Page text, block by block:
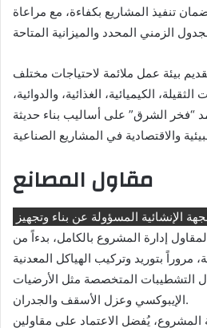
تنفيذ المشاريع بكفاءة، مع مراعاة
بيئة عمل ملائمة لاحتياجات مختلف
الكيميائية، الغذائية، والدوائية،
“فخر الشرق” على أساليب بناء حديثة
مقاول المصانع
الإنشائية المسؤولة عن بناء وتجهيز
إدارة المشروع بالكامل، بدءاً من
مروراً بتوريد وتركيب الهياكل المعدنية
التشطيبات المتخصصة مثل الأرضيات
الإيبوكسي وعزل الأسقف والجدران.
يُفضل الاعتماد على مقاولين